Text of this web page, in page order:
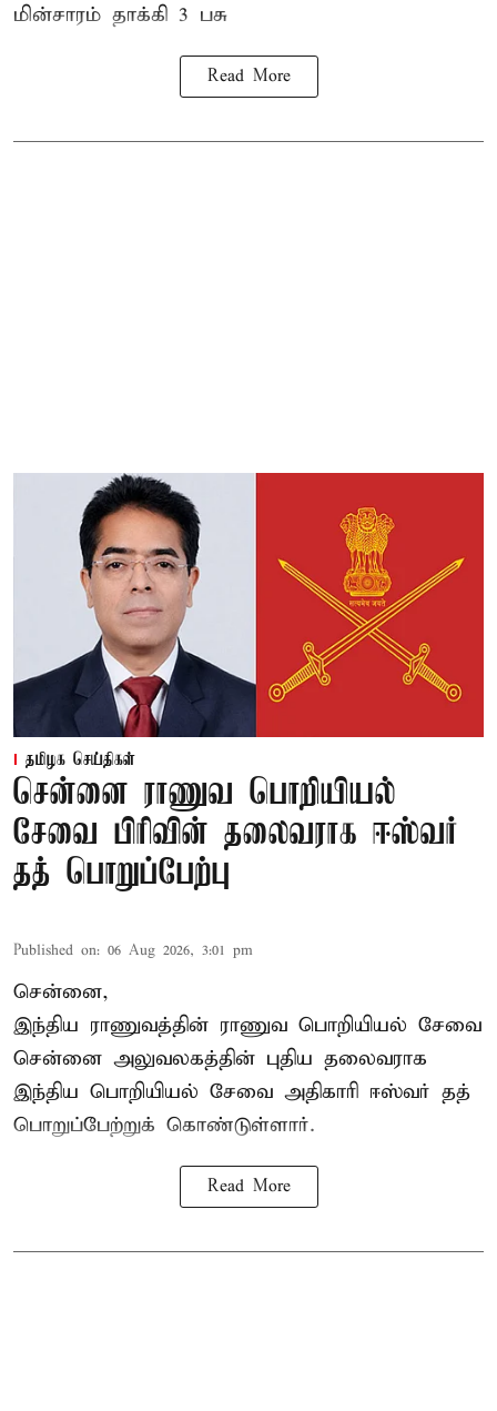
மின்சாரம் தாக்கி 3 பசு
Read More
தமிழக செய்திகள்
சென்னை ராணுவ பொறியியல்
சேவை பிரிவின் தலைவராக ஈஸ்வர்
தத் பொறுப்பேற்பு
Published on: 06 Aug 2026, 3:01 pm
சென்னை,
இந்திய ராணுவத்தின் ராணுவ பொறியியல் சேவை
சென்னை அலுவலகத்தின் புதிய தலைவராக
இந்திய பொறியியல் சேவை அதிகாரி ஈஸ்வர் தத்
பொறுப்பேற்றுக் கொண்டுள்ளார்.
Read More